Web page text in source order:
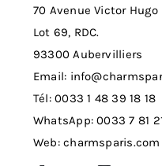
70 Avenue Victor Hugo
Lot 69, RDC.
93300 Aubervilliers
Email:
Tél: 0033 1 48 39 18 18
WhatsApp: 0033 7 81
Web: charmsparis.com